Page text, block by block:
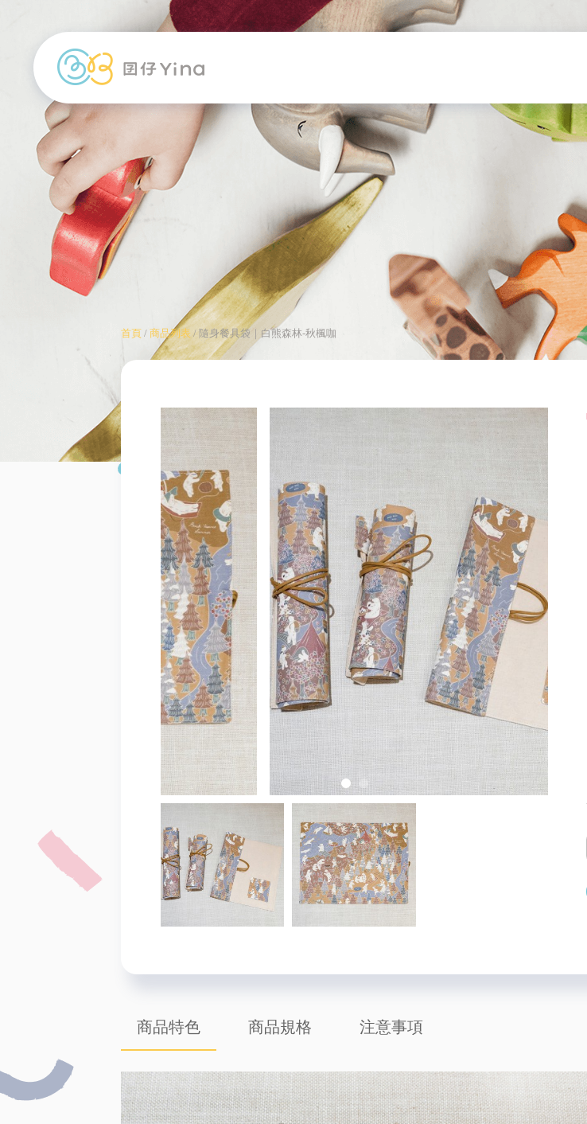
首頁 / 商品列表 / 隨身餐具袋｜白熊森林-秋楓咖
商品特色 商品規格 注意事項